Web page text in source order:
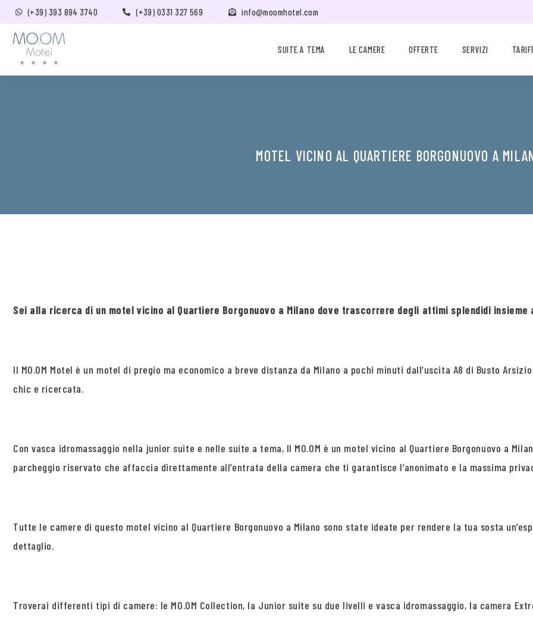
(+39) 393 894 3740 (+39) 0331 327 569 info@moomhotel.com
SUITE A TEMA LE CAMERE OFFERTE SERVIZI
MOTEL VICINO AL QUARTIERE BORGONUOVO A
Sei alla ricerca di un motel vicino al Quartiere Borgonuovo a Milano dove trascorrere degli attimi splendidi insieme
Il MO.OM Motel è un motel di pregio ma economico a breve distanza da Milano a pochi minuti dall’uscita A8 di Busto
chic e ricercata.
Con vasca idromassaggio nella junior suite e nelle suite a tema, Il MO.OM è un motel vicino al Quartiere Borgonuovo a
parcheggio riservato che affaccia direttamente all’entrata della camera che ti garantisce l’anonimato e la massima
Tutte le camere di questo motel vicino al Quartiere Borgonuovo a Milano sono state ideate per rendere la tua sosta
dettaglio.
Troverai differenti tipi di camere: le MO.OM Collection, la Junior suite su due livelli e vasca idromassaggio, la camera